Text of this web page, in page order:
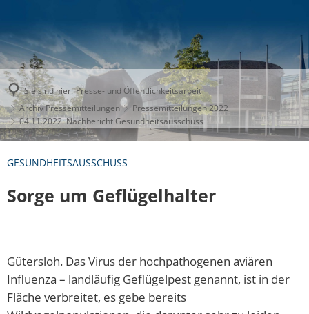
Sie sind hier: Presse- und Öffentlichkeitsarbeit
Archiv Pressemitteilungen
Pressemitteilungen 2022
04.11.2022: Nachbericht Gesundheitsausschuss
GESUNDHEITSAUSSCHUSS
Sorge um Geflügelhalter
Gütersloh. Das Virus der hochpathogenen aviären
Influenza – landläufig Geflügelpest genannt, ist in der
Fläche verbreitet, es gebe bereits